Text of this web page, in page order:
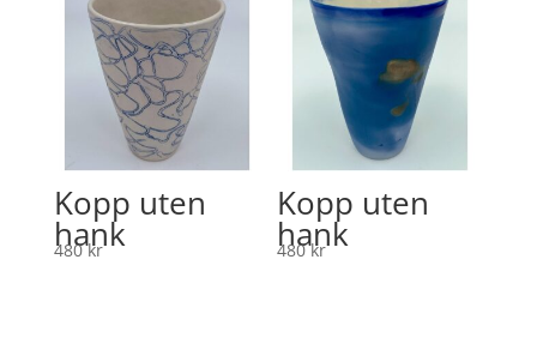
Kopp uten
hank
480kr
Kopp uten
hank
480kr